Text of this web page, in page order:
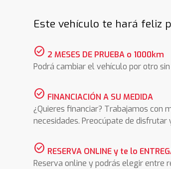
Este vehículo te hará feliz
check_circle 2 MESES DE PRUEBA o 1000km
Podrá cambiar el vehículo por otro
check_circle FINANCIACIÓN A SU MEDIDA
¿Quieres financiar? Trabajamos con
necesidades. Preocúpate de
check_circle RESERVA ONLINE y te lo
Reserva online y podrás elegir entre